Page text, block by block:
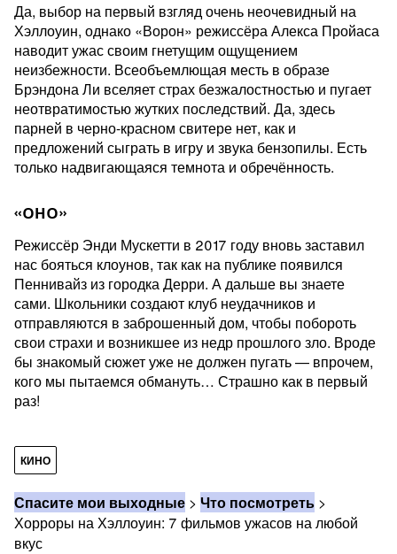
Да, выбор на первый взгляд очень неочевидный на
Хэллоуин, однако «Ворон» режиссёра Алекса Пройаса
наводит ужас своим гнетущим ощущением
неизбежности. Всеобъемлющая месть в образе
Брэндона Ли вселяет страх безжалостностью и пугает
неотвратимостью жутких последствий. Да, здесь
парней в черно-красном свитере нет, как и
предложений сыграть в игру и звука бензопилы. Есть
только надвигающаяся темнота и обречённость.
«ОНО»
Режиссёр Энди Мускетти в 2017 году вновь заставил
нас бояться клоунов, так как на публике появился
Пеннивайз из городка Дерри. А дальше вы знаете
сами. Школьники создают клуб неудачников и
отправляются в заброшенный дом, чтобы побороть
свои страхи и возникшее из недр прошлого зло. Вроде
бы знакомый сюжет уже не должен пугать — впрочем,
кого мы пытаемся обмануть… Страшно как в первый
раз!
КИНО
Спасите мои выходные > Что посмотреть >
Хорроры на Хэллоуин: 7 фильмов ужасов на любой
вкус